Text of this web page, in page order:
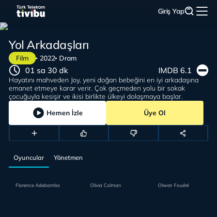
Giriş Yap
Film 2022 Dram
Yol Arkadaşları
Hayatını mahveden Joy, yeni doğan bebeğini en iyi arkadaşına
emanet etmeye karar verir. Çok geçmeden yolu bir sokak
çocuğuyla kesişir ve ikisi birlikte ülkeyi dolaşmaya başlar.
01 sa 30 dk IMDB 6.1
Hemen İzle Üye Ol
Oyuncular Yönetmen
Florence Adebambo Olivia Colman Olwen Fouéré